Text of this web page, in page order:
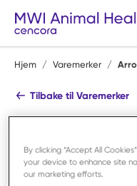
Hopp til hovedinnhold
Hjem / Varemerker /
Tilbake til Varemerker
Arrow
Shop By
By clicking “Accept All
your device to enhance site
our marketing efforts.